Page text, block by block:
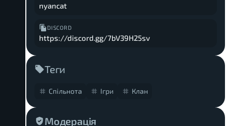
nyancat
DISCORD
https://discord.gg/7bV39H25sv
Теги
Спільнота Ігри Клан
Модерація